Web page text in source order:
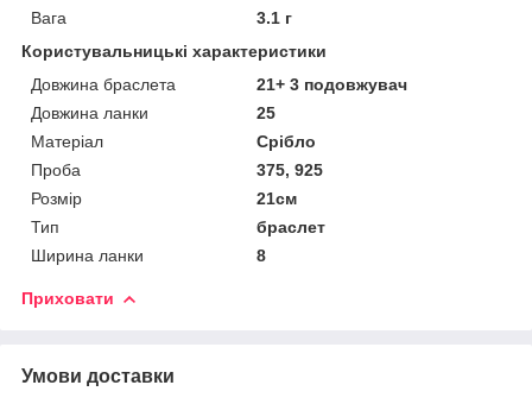
Вага
3.1 г
Користувальницькі характеристики
Довжина браслета
21+ 3 подовжувач
Довжина ланки
25
Матеріал
Срібло
Проба
375, 925
Розмір
21см
Тип
браслет
Ширина ланки
8
Приховати
Умови доставки